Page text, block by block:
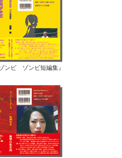
ンビ ゾンビ短編集』